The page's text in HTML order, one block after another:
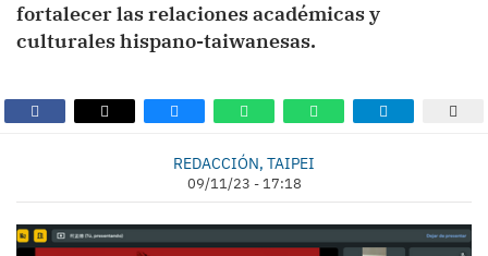
fortalecer las relaciones académicas y
culturales hispano-taiwanesas.
REDACCIÓN, TAIPEI
09/11/23 - 17:18